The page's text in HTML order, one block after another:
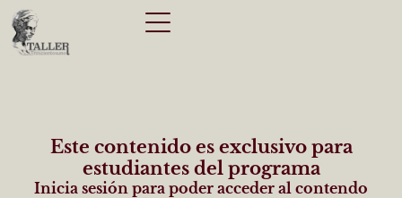
Este contenido es exclusivo para
estudiantes del programa
Inicia sesión para poder acceder al contendo